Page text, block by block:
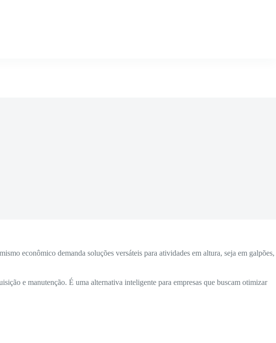
econômico demanda soluções versáteis para atividades em altura, seja em galpões,
e manutenção. É uma alternativa inteligente para empresas que buscam otimizar